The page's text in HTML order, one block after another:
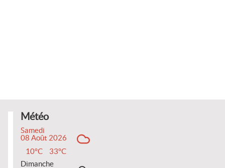
Météo
Samedi
08 Août 2026
10°C
33°C
Dimanche